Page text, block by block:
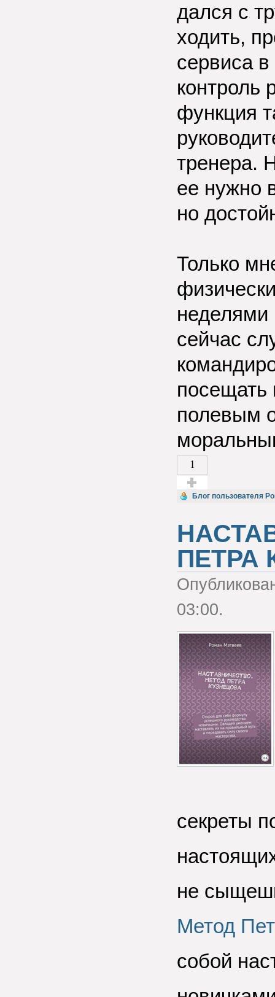
дался с
ходить,
сервиса
контроль
функция
тренера.
ее нужно
но
Только
неделями
сейчас
посещать
полевым
1
Голос за!
Блог пользователя
ПЕТРА
03:00.
секреты
не
Метод
собой